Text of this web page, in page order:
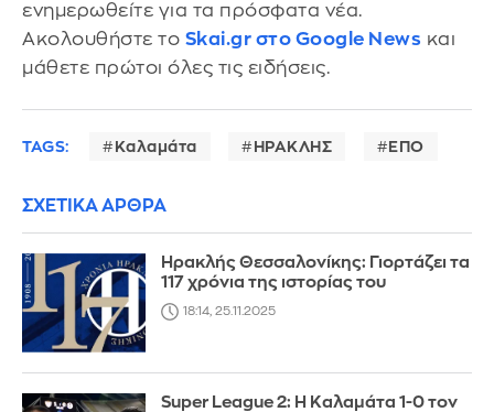
ενημερωθείτε για τα πρόσφατα νέα.
Ακολουθήστε το Skai.gr στο Google News και
μάθετε πρώτοι όλες τις ειδήσεις.
TAGS: Καλαμάτα ΗΡΑΚΛΗΣ ΕΠΟ
ΣΧΕΤΙΚΑ ΑΡΘΡΑ
Ηρακλής Θεσσαλονίκης: Γιορτάζει τα
117 χρόνια της ιστορίας του
18:14, 25.11.2025
Super League 2: Η Καλαμάτα 1-0 τον